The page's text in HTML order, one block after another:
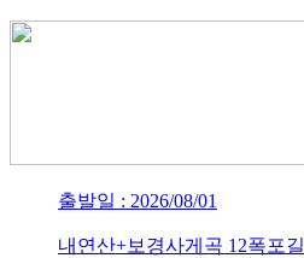
출발일 : 2026/08/01
내연산+보경사게곡 12폭포길